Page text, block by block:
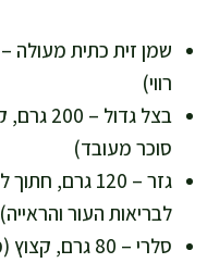
רווי)
בצל
סוכר מעובד)
גזר – 120
לבריאות העור והראייה)
סלרי – 80 גרם, קצוץ (מוסיף מינרלים ונפח דל קלוריות)